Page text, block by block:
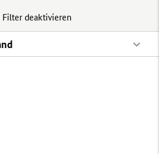
deaktivieren